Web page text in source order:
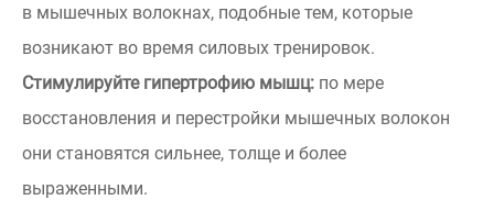
в мышечных волокнах, подобные тем, которые
возникают во время силовых тренировок.
Стимулируйте гипертрофию мышц: по мере
восстановления и перестройки мышечных волокон
они становятся сильнее, толще и более
выраженными.